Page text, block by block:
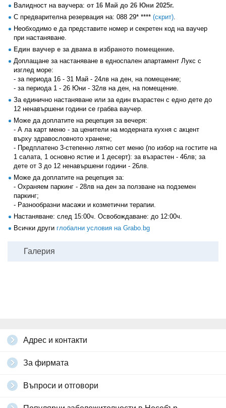
Валидност на ваучера: от 16 Май до 26 Юни 2025г.
С предварителна резервация на: 088 29* **** (скрит)
Необходимо е да представите номер и секретен код на ваучер
при настаняване.
Един ваучер е за двама в избраното помещение.
Доплащане за настаняване в едноспален апартамент Лукс с
изглед море:
- за периода 16 - 31 Май - 24лв на ден, на помещение;
- за периода 1 - 26 Юни - 32лв на ден, на помещение.
За единично настаняване или за един възрастен с едно дете до
12 ненавършени години се грабва ваучер.
Може да доплатите на рецепция за вечеря:
- А ла карт меню - за ценители на модерната кухня с акцент
върху здравословното хранене;
- Предплатено 3-степенно лятно сет меню (по избор на гостите на
1 салата, 1 основно ястие и 1 десерт): за възрастен - 46лв; за
дете от 3 до 12 ненавършени години - 26лв.
Може да доплатите на рецепция за:
- Охраняем паркинг - 28лв на ден за ползване на подземен
паркинг;
- Разнообразни масажи и козметични терапии.
Настаняване: след 15:00ч. Освобождаване: до 12:00ч.
Всички други глобални условия на Grabo.bg
Галерия
Адрес и контакти
За фирмата
Въпроси и отговори